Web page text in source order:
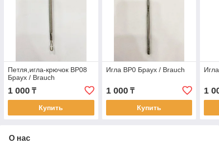
Петля,игла-крючок BP08
Браух / Brauch
1 000 ₸
Купить
Игла BP0 Браух / Brauch
1 000₸
Купить
1
О нас